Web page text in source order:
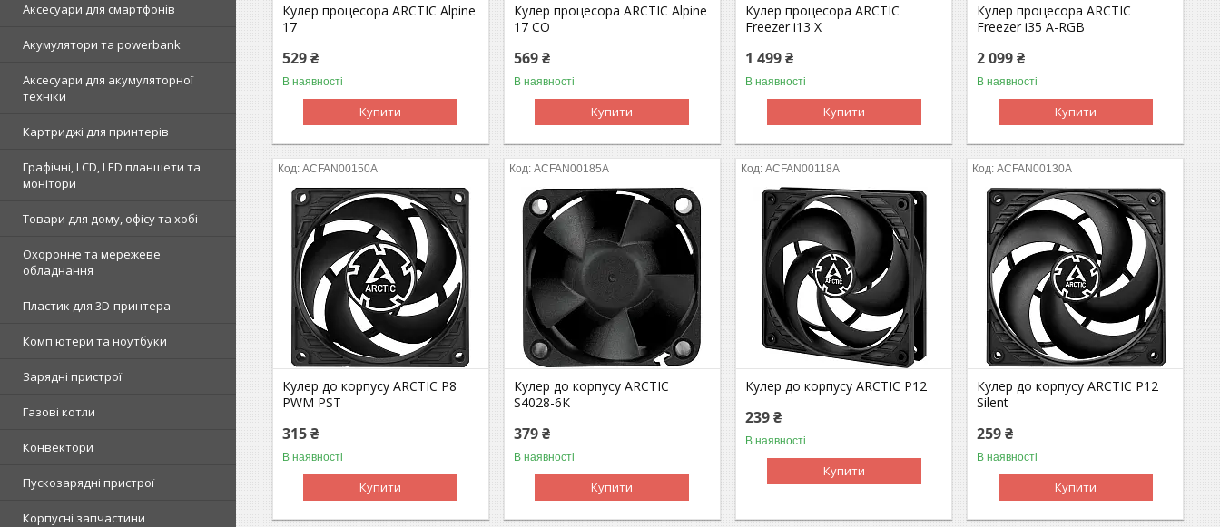
Аксесуари для смартфонів
Акумулятори та powerbank
Аксесуари для акумуляторної
техніки
Картриджі для принтерів
Графічні, LCD, LED планшети та
монітори
Товари для дому, офісу та хобі
Охоронне та мережеве
обладнання
Пластик для 3D-принтера
Комп'ютери та ноутбуки
Зарядні пристрої
Газові котли
Конвектори
Пускозарядні пристрої
Корпусні запчастини
Кулер процесора ARCTIC Alpine
17
529 ₴
В наявності
Купити
Кулер процесора ARCTIC Alpine
17 CO
569 ₴
В наявності
Купити
Кулер процесора ARCTIC
Freezer i13 X
1 499 ₴
В наявності
Купити
Кулер процесора ARCTIC
Freezer i35 A-RGB
2 099 ₴
В наявності
Купити
ACFAN00150A
Кулер до корпусу ARCTIC P8
PWM PST
315 ₴
В наявності
Купити
ACFAN00185A
Кулер до корпусу ARCTIC
S4028-6K
379 ₴
В наявності
Купити
ACFAN00118A
Кулер до корпусу ARCTIC P12
239 ₴
В наявності
Купити
ACFAN00130A
Кулер до корпусу ARCTIC P12
Silent
259 ₴
В наявності
Купити